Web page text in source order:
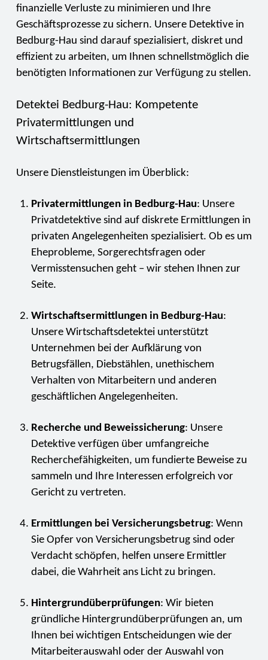
finanzielle Verluste zu minimieren und Ihre
Geschäftsprozesse zu sichern. Unsere Detektive in
Bedburg-Hau sind darauf spezialisiert, diskret und
effizient zu arbeiten, um Ihnen schnellstmöglich die
benötigten Informationen zur Verfügung zu stellen.
Detektei Bedburg-Hau: Kompetente
Privatermittlungen und
Wirtschaftsermittlungen
Unsere Dienstleistungen im Überblick:
Privatermittlungen in Bedburg-Hau: Unsere
Privatdetektive sind auf diskrete Ermittlungen in
privaten Angelegenheiten spezialisiert. Ob es um
Eheprobleme, Sorgerechtsfragen oder
Vermisstensuchen geht – wir stehen Ihnen zur
Seite.
Wirtschaftsermittlungen in Bedburg-Hau:
Unsere Wirtschaftsdetektei unterstützt
Unternehmen bei der Aufklärung von
Betrugsfällen, Diebstählen, unethischem
Verhalten von Mitarbeitern und anderen
geschäftlichen Angelegenheiten.
Recherche und Beweissicherung: Unsere
Detektive verfügen über umfangreiche
Recherchefähigkeiten, um fundierte Beweise zu
sammeln und Ihre Interessen erfolgreich vor
Gericht zu vertreten.
Ermittlungen bei Versicherungsbetrug: Wenn
Sie Opfer von Versicherungsbetrug sind oder
Verdacht schöpfen, helfen unsere Ermittler
dabei, die Wahrheit ans Licht zu bringen.
Hintergrundüberprüfungen: Wir bieten
gründliche Hintergrundüberprüfungen an, um
Ihnen bei wichtigen Entscheidungen wie der
Mitarbeiterauswahl oder der Auswahl von